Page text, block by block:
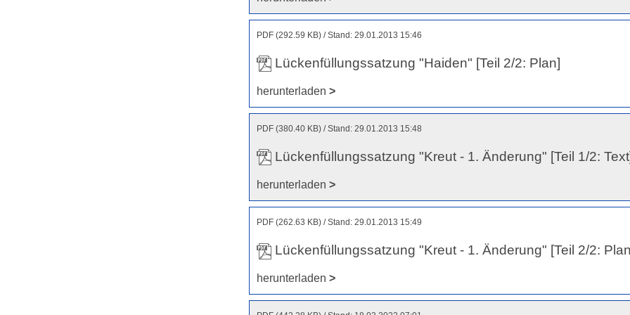
PDF (292.59 KB) Stand: 29.01.2013 15:46
Lückenfüllungssatzung "Haiden" [Teil 2/2: Plan]
herunterladen >
PDF (380.40 KB) Stand: 29.01.2013 15:48
Lückenfüllungssatzung "Kreut - 1. Änderung" [Teil 1/2:
herunterladen >
PDF (262.63 KB) Stand: 29.01.2013 15:49
Lückenfüllungssatzung "Kreut - 1. Änderung" [Teil 2/2:
herunterladen >